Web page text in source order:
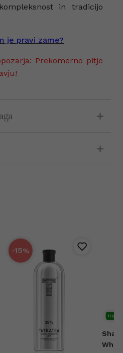
in tradicijo
je pravi zame?
Prekomerno pitje
-15%
Irski